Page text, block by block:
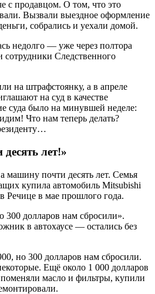
с продавцом. О том, что это
Вызвали выездное оформление
собрались и уехали домой.
недолго — уже через полтора
сотрудники Следственного
на штрафстоянку, а в апреле
на суд в качестве
суда было на минувшей неделе:
Что нам теперь делать?
лет!»
машину почти десять лет. Семья
купила автомобиль Mitsubishi
Речице в мае прошлого года.
но 300 долларов нам сбросили.
Ещё около 1 000 долларов
масло и фильтры, купили